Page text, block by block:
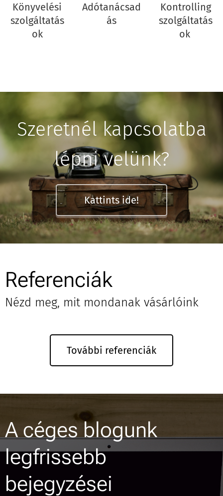
Könyvelési
szolgáltatás
ok
Adótanácsad
ás
Kontrolling
szolgáltatás
ok
Szeretnél kapcsolatba
lépni velünk?
Kattints ide!
Referenciák
Nézd meg, mit mondanak vásárlóink
További referenciák
A céges blogunk
legfrissebb
bejegyzései